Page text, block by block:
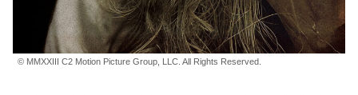
© MMXXIII C2 Motion Picture Group, LLC. All Rights Reserved.